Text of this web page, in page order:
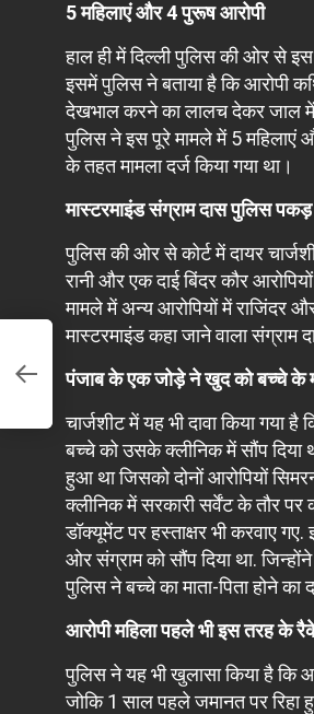
5 महिलाएं और 4 पुरूष आरोपी
हाल ही में दिल्ली पुलिस की ओर से इस
इसमें पुलिस ने बताया है कि आरोपी
देखभाल करने का लालच देकर जाल में
पुलिस ने इस पूरे मामले में 5 महिलाएं
के तहत मामला दर्ज किया गया था।
मास्टरमाइंड संग्राम दास पुल‍िस पकड़
पुलिस की ओर से कोर्ट में दायर
रानी और एक दाई बिंदर कौर
मामले में अन्य आरोपियों में राज‍िंदर
मास्टरमाइंड कहा जाने वाला संग्राम
पंजाब के एक जोड़े ने खुद को बच्चे के
चार्जशीट में यह भी दावा किया गया
बच्चे को उसके क्लीनिक में सौंप दिया
हुआ था जिसको दोनों आरोपियों
क्लीनिक में सरकारी सर्वेंट के तौर
डॉक्यूमेंट पर हस्ताक्षर भी करवाए
ओर संग्राम को सौंप दिया था.
पुलिस ने बच्‍चे का माता-प‍िता होने का
आरोपी महिला पहले भी इस तरह के
पुलिस ने यह भी खुलासा किया है कि
जोक‍ि 1 साल पहले जमानत पर रिहा